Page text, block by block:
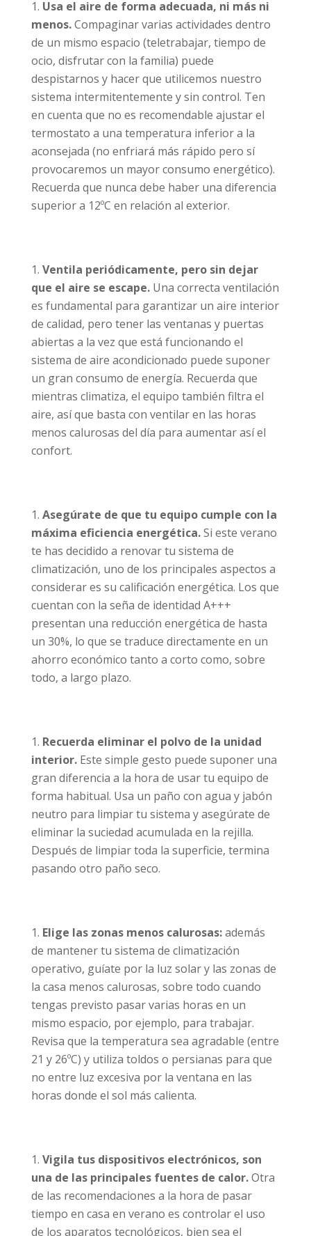
Usa el aire de forma adecuada, ni más ni
menos.Compaginar varias actividades dentro
de un mismo espacio (teletrabajar, tiempo de
ocio, disfrutar con la familia) puede
despistarnos y hacer que utilicemos nuestro
sistema intermitentemente y sin control. Ten
en cuenta que no es recomendable ajustar el
termostato a una temperatura inferior a la
aconsejada (no enfriará más rápido pero sí
provocaremos un mayor consumo energético).
Recuerda que nunca debe haber una diferencia
superior a 12ºC en relación al exterior.
Ventila periódicamente, pero sin dejar
que el aire se escape.Una correcta ventilación
es fundamental para garantizar un aire interior
de calidad, pero tener las ventanas y puertas
abiertas a la vez que está funcionando el
sistema de aire acondicionado puede suponer
un gran consumo de energía. Recuerda que
mientras climatiza, el equipo también filtra el
aire, así que basta con ventilar en las horas
menos calurosas del día para aumentar así el
confort.
Asegúrate de que tu equipo cumple con la
máxima eficiencia energética.Si este verano
te has decidido a renovar tu sistema de
climatización, uno de los principales aspectos a
considerar es su calificación energética. Los que
cuentan con la seña de identidad A+++
presentan una reducción energética de hasta
un 30%, lo que se traduce directamente en un
ahorro económico tanto a corto como, sobre
todo, a largo plazo.
Recuerda eliminar el polvo de la unidad
interior. Este simple gesto puede suponer una
gran diferencia a la hora de usar tu equipo de
forma habitual. Usa un paño con agua y jabón
neutro para limpiar tu sistema y asegúrate de
eliminar la suciedad acumulada en la rejilla.
Después de limpiar toda la superficie, termina
pasando otro paño seco.
Elige las zonas menos calurosas:además
de mantener tu sistema de climatización
operativo, guíate por la luz solar y las zonas de
la casa menos calurosas, sobre todo cuando
tengas previsto pasar varias horas en un
mismo espacio, por ejemplo, para trabajar.
Revisa que la temperatura sea agradable (entre
21 y 26ºC) y utiliza toldos o persianas para que
no entre luz excesiva por la ventana en las
horas donde el sol más calienta.
Vigila tus dispositivos electrónicos, son
una de las principales fuentes de calor.Otra
de las recomendaciones a la hora de pasar
tiempo en casa en verano es controlar el uso
de los aparatos tecnológicos, bien sea el